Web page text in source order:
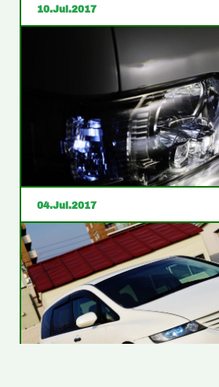
ブログを更新しました！！
宮城県Ｓ様１００系最終型ハイエ
がとうございます！！
10 Jul 2017
ブログを更新しました！！
函館市Ｍ様２００系ハイエースバン
ルーフ、ダクークプライムコンプリ
うございます！！
04 Jul 2017